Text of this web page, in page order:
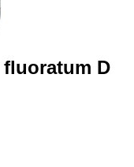
fluoratum D